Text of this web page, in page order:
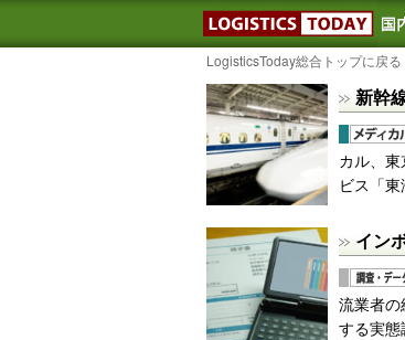
LogisticsToday総合トップに戻る
新幹
カル、
ビス「
イン
流業者
する実